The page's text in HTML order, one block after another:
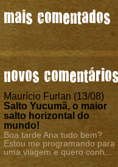
mais comentados
novos comentários
Maurício Furlan (13/08)
Salto Yucumã, o maior
salto horizontal do
mundo!
Boa tarde Ana tudo bem?
Estou me programando para
uma viagem e quero conh...